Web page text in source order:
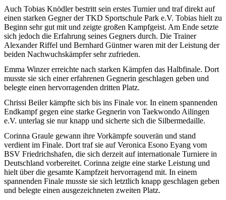
Auch Tobias Knödler bestritt sein erstes Turnier und traf direkt auf
einen starken Gegner der TKD Sportschule Park e.V. Tobias hielt zu
Beginn sehr gut mit und zeigte großen Kampfgeist. Am Ende setzte
sich jedoch die Erfahrung seines Gegners durch. Die Trainer
Alexander Riffel und Bernhard Güntner waren mit der Leistung der
beiden Nachwuchskämpfer sehr zufrieden.
Emma Winzer erreichte nach starken Kämpfen das Halbfinale. Dort
musste sie sich einer erfahrenen Gegnerin geschlagen geben und
belegte einen hervorragenden dritten Platz.
Chrissi Beiler kämpfte sich bis ins Finale vor. In einem spannenden
Endkampf gegen eine starke Gegnerin von Taekwondo Ailingen
e.V. unterlag sie nur knapp und sicherte sich die Silbermedaille.
Corinna Graule gewann ihre Vorkämpfe souverän und stand
verdient im Finale. Dort traf sie auf Veronica Esono Eyang vom
BSV Friedrichshafen, die sich derzeit auf internationale Turniere in
Deutschland vorbereitet. Corinna zeigte eine starke Leistung und
hielt über die gesamte Kampfzeit hervorragend mit. In einem
spannenden Finale musste sie sich letztlich knapp geschlagen geben
und belegte einen ausgezeichneten zweiten Platz.